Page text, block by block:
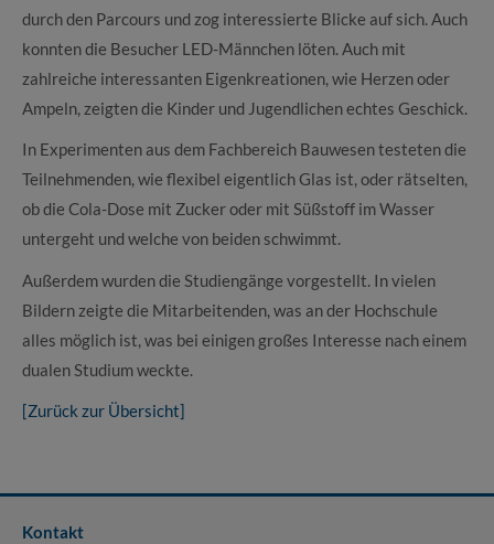
durch den Parcours und zog interessierte Blicke auf sich. Auch
konnten die Besucher LED-Männchen löten. Auch mit
zahlreiche interessanten Eigenkreationen, wie Herzen oder
Ampeln, zeigten die Kinder und Jugendlichen echtes Geschick.
In Experimenten aus dem Fachbereich Bauwesen testeten die
Teilnehmenden, wie flexibel eigentlich Glas ist, oder rätselten,
ob die Cola-Dose mit Zucker oder mit Süßstoff im Wasser
untergeht und welche von beiden schwimmt.
Außerdem wurden die Studiengänge vorgestellt. In vielen
Bildern zeigte die Mitarbeitenden, was an der Hochschule
alles möglich ist, was bei einigen großes Interesse nach einem
dualen Studium weckte.
[Zurück zur Übersicht]
Kontakt